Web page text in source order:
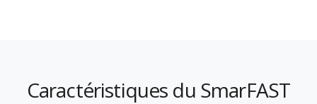
Сaractéristiques du SmarFAST